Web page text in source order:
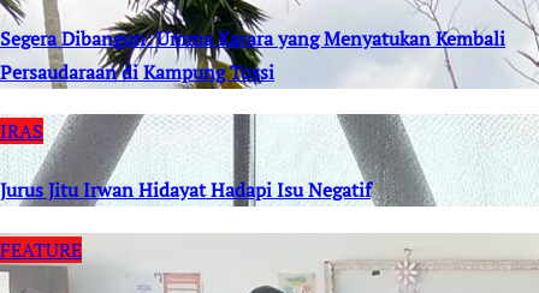
Segera Dibangun: Umma Karara yang Menyatukan Kembali
Persaudaraan di Kampung Tossi
IRAS
Jurus Jitu Irwan Hidayat Hadapi Isu Negatif
FEATURE